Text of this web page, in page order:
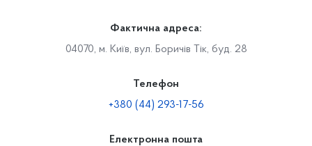
Фактична адреса:
04070, м. Київ, вул. Боричів Тік, буд. 28
Телефон
+380 (44) 293-17-56
Електронна пошта